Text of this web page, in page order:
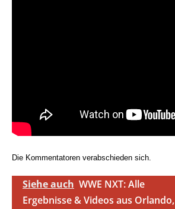
Die Kommentatoren verabschieden sich.
Siehe auch WWE NXT: Alle
Ergebnisse & Videos aus Orlando,